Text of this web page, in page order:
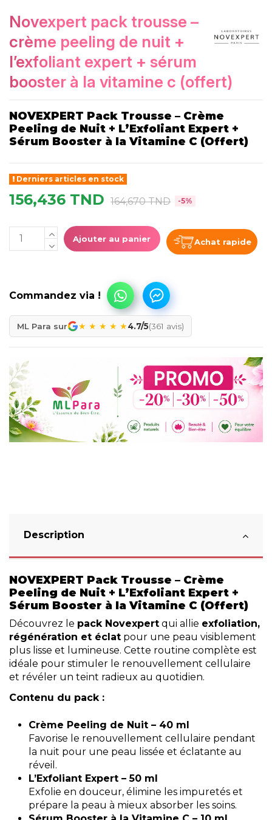
novexpert pack trousse –
crème peeling de nuit +
l’exfoliant expert + sérum
booster à la vitamine c (offert)
NOVEXPERT Pack Trousse – Crème
Peeling de Nuit + L’Exfoliant Expert +
Sérum Booster à la Vitamine C (Offert)
Derniers articles en stock
156,436 TND 164,670 TND -5%
Ajouter au panier Achat rapide
ML Para sur ★ ★ ★ ★ ★4.7/5(361 avis)
Description
NOVEXPERT Pack Trousse – Crème
Peeling de Nuit + L’Exfoliant Expert +
Sérum Booster à la Vitamine C (Offert)
Découvrez le pack Novexpert qui allie exfoliation,
régénération et éclat pour une peau visiblement
plus lisse et lumineuse. Cette routine complète est
idéale pour stimuler le renouvellement cellulaire
et révéler un teint radieux au quotidien.
Contenu du pack :
Crème Peeling de Nuit – 40 ml
Favorise le renouvellement cellulaire pendant
la nuit pour une peau lissée et éclatante au
réveil.
L’Exfoliant Expert – 50 ml
Exfolie en douceur, élimine les impuretés et
prépare la peau à mieux absorber les soins.